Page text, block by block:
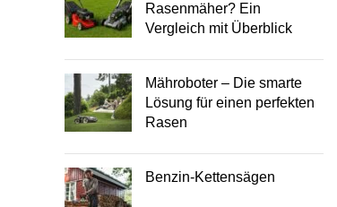
Rasenmäher? Ein
Vergleich mit Überblick
Mähroboter – Die smarte
Lösung für einen perfekten
Rasen
Benzin-Kettensägen